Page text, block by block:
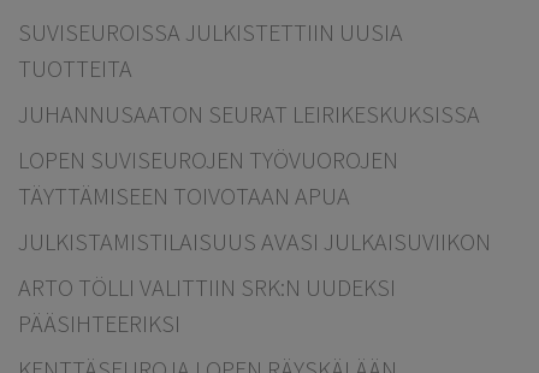
SUVISEUROISSA JULKISTETTIIN UUSIA
TUOTTEITA
JUHANNUSAATON SEURAT LEIRIKESKUKSISSA
LOPEN SUVISEUROJEN TYÖVUOROJEN
TÄYTTÄMISEEN TOIVOTAAN APUA
JULKISTAMISTILAISUUS AVASI JULKAISUVIIKON
ARTO TÖLLI VALITTIIN SRK:N UUDEKSI
PÄÄSIHTEERIKSI